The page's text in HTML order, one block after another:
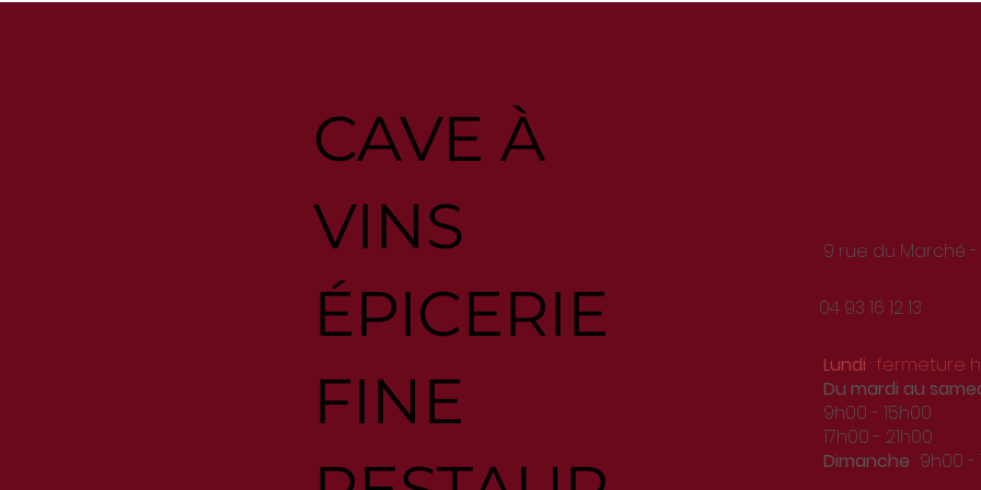
CAVE À
VINS
ÉPICERIE
FINE
9 rue du Marché
04 93 16 12 13
Lundi : fermeture
Du mardi au
9h00 - 15h00
17h00 - 21h00
Dimanche : 9h00 -